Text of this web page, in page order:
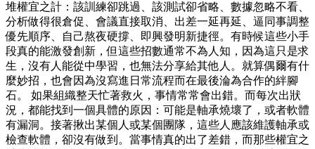
堆權宜之計：該訓練卻跳過、該測試卻省略、數據忽略不看、
分析做得很倉促、會議直接取消、出差一延再延、逼同事調整
優先順序、自己熬夜硬撐、即興發明新捷徑。有時候這些小手
段真的能激發創新，但這些招數通常不為人知，因為這只是求
生，沒有人能從中學習，也無法分享給其他人。就算偶爾有什
麼妙招，也會因為沒寫進日常流程而在最後淪為合作的絆腳
石。 如果組織整天忙著救火，事情常常會出錯。而每次出狀
況，都能找到一個具體的原因：可能是軸承燒壞了，或者軟體
有漏洞。接著揪出某個人或某個團隊，這些人應該維護軸承或
檢查軟體，卻沒有做到。當事情真的出了差錯，而那些權宜之